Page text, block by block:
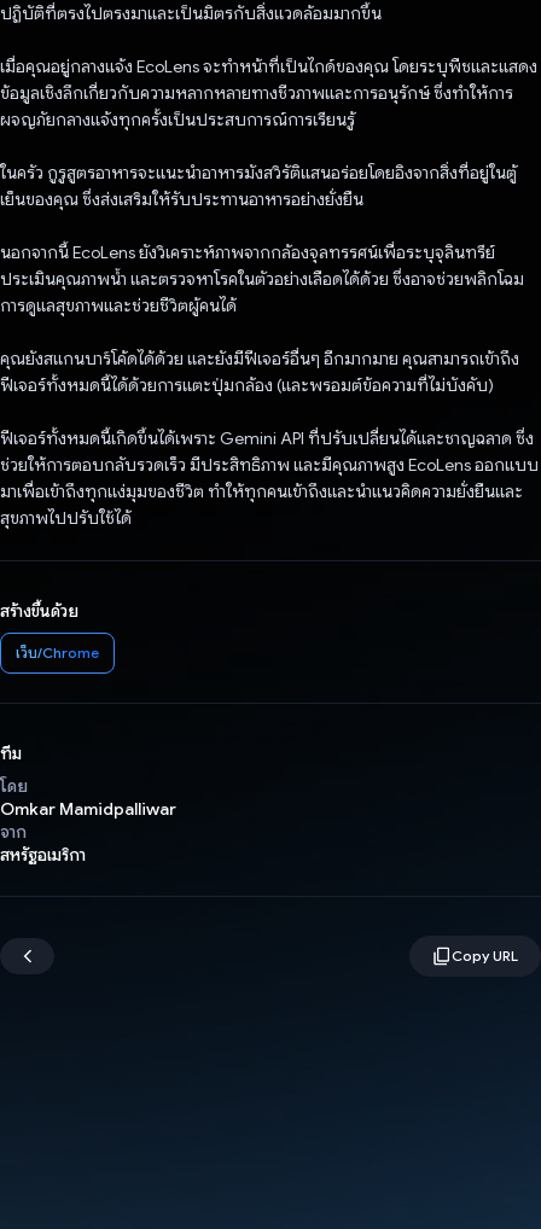
ปฏิบัติที่ตรงไปตรงมาและเป็นมิตรกับสิ่งแวดล้อมมากขึ้น
เมื่อคุณอยู่กลางแจ้ง EcoLens จะทำหน้าที่เป็นไกด์ของคุณ โดยระบุพืชและแสดง
ข้อมูลเชิงลึกเกี่ยวกับความหลากหลายทางชีวภาพและการอนุรักษ์ ซึ่งทำให้การ
ผจญภัยกลางแจ้งทุกครั้งเป็นประสบการณ์การเรียนรู้
ในครัว กูรูสูตรอาหารจะแนะนำอาหารมังสวิรัติแสนอร่อยโดยอิงจากสิ่งที่อยู่ในตู้
เย็นของคุณ ซึ่งส่งเสริมให้รับประทานอาหารอย่างยั่งยืน
นอกจากนี้ EcoLens ยังวิเคราะห์ภาพจากกล้องจุลทรรศน์เพื่อระบุจุลินทรีย์
ประเมินคุณภาพน้ำ และตรวจหาโรคในตัวอย่างเลือดได้ด้วย ซึ่งอาจช่วยพลิกโฉม
การดูแลสุขภาพและช่วยชีวิตผู้คนได้
คุณยังสแกนบาร์โค้ดได้ด้วย และยังมีฟีเจอร์อื่นๆ อีกมากมาย คุณสามารถเข้าถึง
ฟีเจอร์ทั้งหมดนี้ได้ด้วยการแตะปุ่มกล้อง (และพรอมต์ข้อความที่ไม่บังคับ)
ฟีเจอร์ทั้งหมดนี้เกิดขึ้นได้เพราะ Gemini API ที่ปรับเปลี่ยนได้และชาญฉลาด ซึ่ง
ช่วยให้การตอบกลับรวดเร็ว มีประสิทธิภาพ และมีคุณภาพสูง EcoLens ออกแบบ
มาเพื่อเข้าถึงทุกแง่มุมของชีวิต ทำให้ทุกคนเข้าถึงและนำแนวคิดความยั่งยืนและ
สุขภาพไปปรับใช้ได้
สร้างขึ้นด้วย
เว็บ/Chrome
ทีม
โดย
Omkar Mamidpalliwar
จาก
สหรัฐอเมริกา